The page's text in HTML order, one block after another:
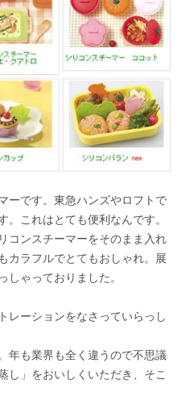
ーです。東急ハンズやロフトで
。これはとても便利なんです。
コンスチーマーをそのまま入れ
カラフルでとてもおしゃれ。展
しゃっておりました。
レーションをなさっていらっし
年も業界も全く違うので不思議
し」をおいしくいただき、そこ